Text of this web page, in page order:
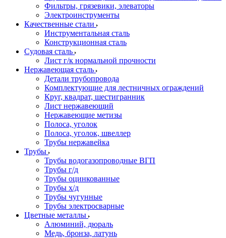
Фильтры, грязевики, элеваторы
Электроинструменты
Качественные стали
Инструментальная сталь
Конструкционная сталь
Судовая сталь
Лист г/к нормальной прочности
Нержавеющая сталь
Детали трубопровода
Комплектующие для лестничных ограждений
Круг, квадрат, шестигранник
Лист нержавеющий
Нержавеющие метизы
Полоса, уголок
Полоса, уголок, швеллер
Трубы нержавейка
Трубы
Трубы водогазопроводные ВГП
Трубы г/д
Трубы оцинкованные
Трубы х/д
Трубы чугунные
Трубы электросварные
Цветные металлы
Алюминий, дюраль
Медь, бронза, латунь